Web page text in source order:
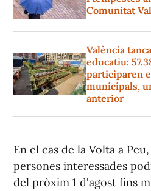
Comunitat
València
educatiu:
participaren
municipals,
anterior
En el cas de la Volta a
persones interessades
del pròxim 1 d'agost fins